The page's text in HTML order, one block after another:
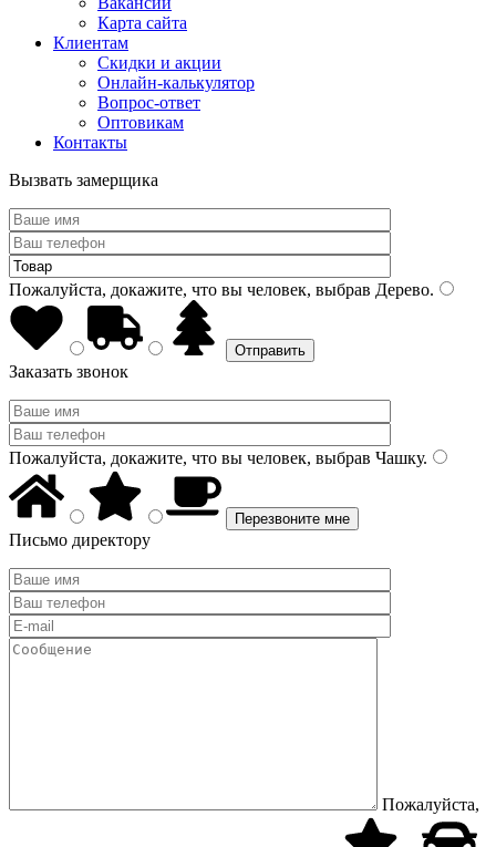
Карта сайта
Клиентам
Скидки и акции
Онлайн-калькулятор
Вопрос-ответ
Оптовикам
Контакты
Вызвать замерщика
Пожалуйста, докажите, что вы человек, выбрав Дерево.
Заказать звонок
Пожалуйста, докажите, что вы человек, выбрав Чашку.
Письмо директору
Пожалуйста,